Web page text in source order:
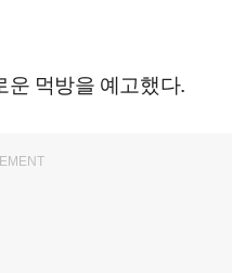
먹방을 예고했다.